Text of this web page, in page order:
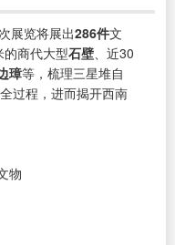
展览将展出286件文
商代大型石壁 、近30
璋等，梳理三星堆自
过程，进而揭开西南
物